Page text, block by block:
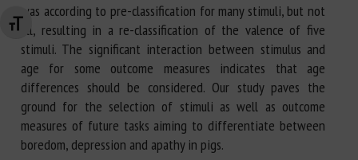
Changer la taille de la police
was according to pre-classification for many stimuli, but not
all, resulting in a re-classification of the valence of five
stimuli. The significant interaction between stimulus and
age for some outcome measures indicates that age
differences should be considered. Our study paves the
ground for the selection of stimuli as well as outcome
measures of future tasks aiming to differentiate between
boredom, depression and apathy in pigs.